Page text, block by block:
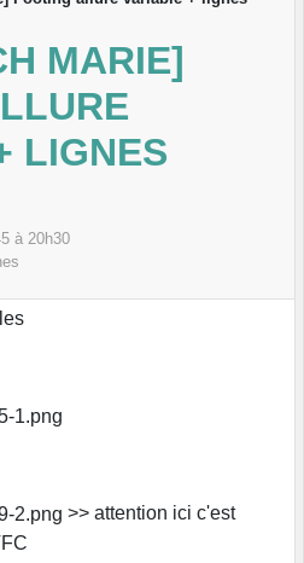
MARIE]
LIGNES
à 20h30
>> attention ici c'est